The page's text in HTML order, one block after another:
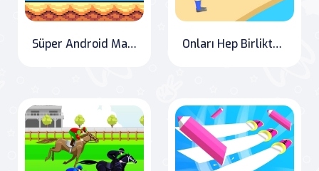
Süper Android Macerası Onları Hep Birlikte Vur